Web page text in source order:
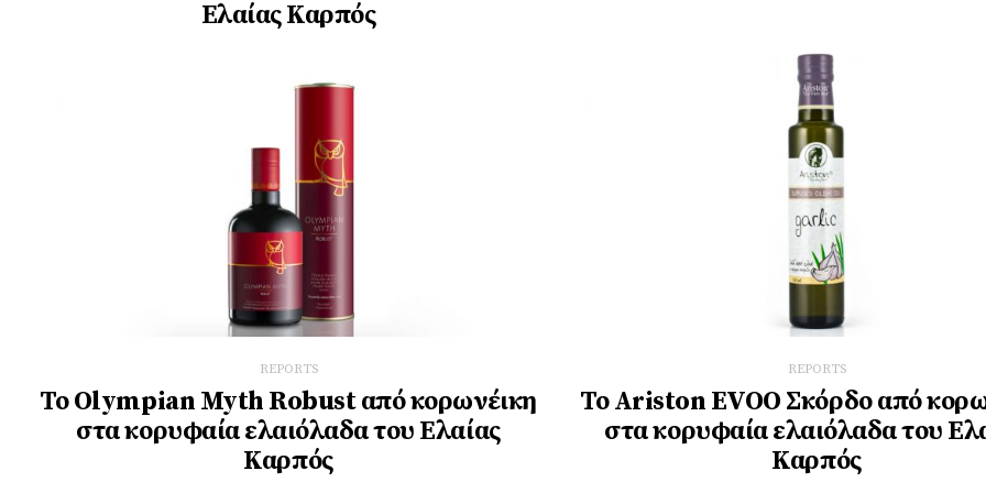
Ελαίας Καρπός
REPORTS
Το Olympian Myth Robust από κορωνέικη
στα κορυφαία ελαιόλαδα του Ελαίας
Καρπός
REPORTS
Το Ariston EVOO Σκόρδο από
στα κορυφαία ελαιόλαδα του
Καρπός